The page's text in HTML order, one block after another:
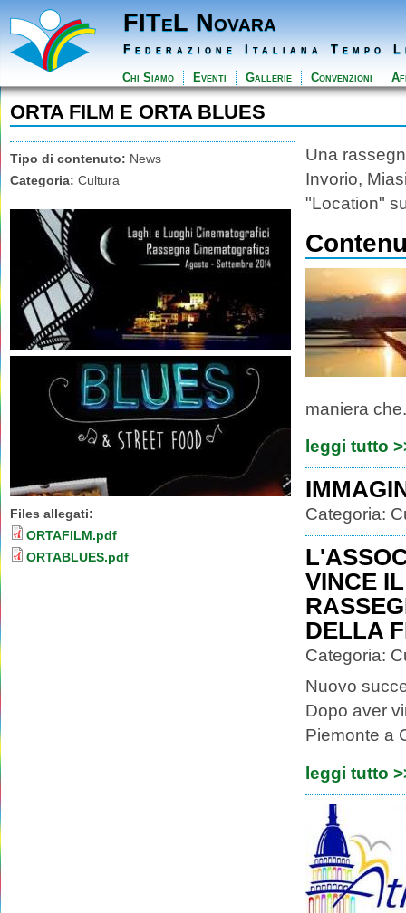
FITeL Novara
Federazione Italiana Tempo
Chi Siamo Eventi Gallerie Convenzioni
ORTA FILM E ORTA BLUES
Tipo di contenuto: News
Categoria: Cultura
Files allegati:
ORTAFILM.pdf
ORTABLUES.pdf
Una
Invorio,
"Location"
maniera
leggi tutto
Categoria:
VINCE
DELLA
Categoria:
Nuovo
Dopo aver
Piemonte a
leggi tutto